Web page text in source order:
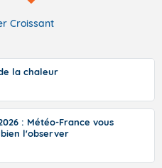
Croissant
la chaleur
: Météo-France vous
l'observer